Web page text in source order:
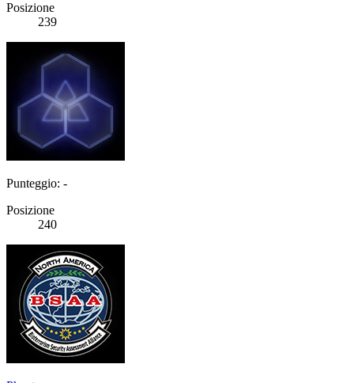
Posizione
239
Punteggio: -
Posizione
240